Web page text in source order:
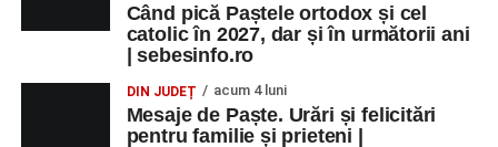
Când pică Paștele ortodox și cel
catolic în 2027, dar și în următorii ani
| sebesinfo.ro
DIN JUDEȚ acum 4 luni
Mesaje de Paște. Urări și felicitări
pentru familie și prieteni |